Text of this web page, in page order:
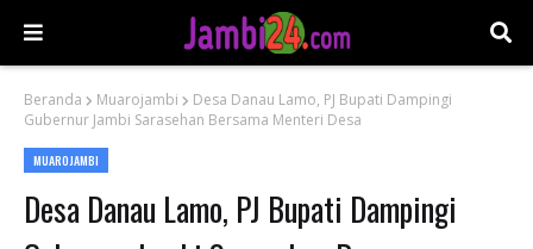
Beranda Muarojambi
Desa Danau Lamo, PJ Bupati Dampingi
Gubernur Jambi Sarasehan Bersama Menteri Desa
MUAROJAMBI
Desa Danau Lamo, PJ Bupati Dampingi